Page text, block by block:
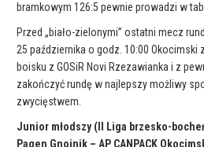
bramkowym 126:5 pewnie prowadzi w
Przed „biało-zielonymi” ostatni mecz
25 października o godz. 10:00 Okocimski
boisku z GOSiR Novi Rzezawianka i z
zakończyć rundę w najlepszy możliwy
zwycięstwem.
Junior młodszy (II Liga brzesko-
Pagen Gnojnik – AP CANPACK